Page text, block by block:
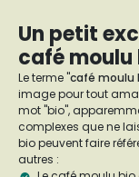
Un petit
café moulu
Le terme "café moulu
image pour tout
mot "bio",
complexes que ne
bio peuvent faire
autres :